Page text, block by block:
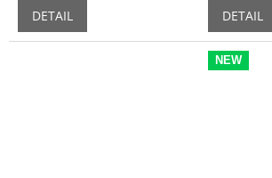
DETAIL DETAIL
NEW